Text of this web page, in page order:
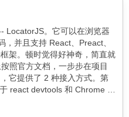
LocatorJS。它可以在浏览器
并且支持 React、Preact、
架。顿时觉得好神奇，简直就
照官方文档，一步步在项目
它提供了 2 种接入方式。第
react devtools 和 Chrome 插